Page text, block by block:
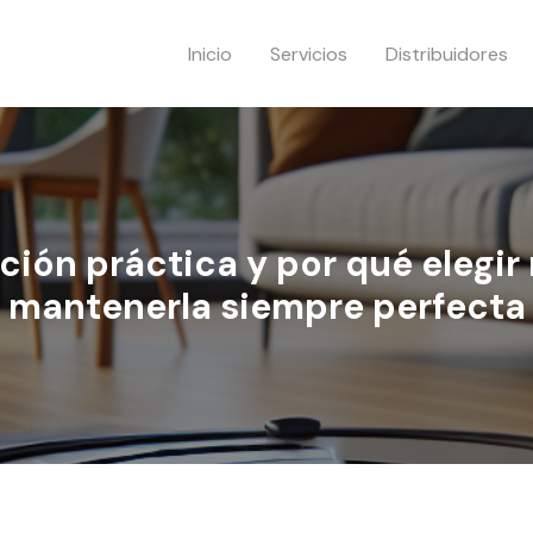
Inicio Servicios Distribuidores
práctica y por qué elegir
mantenerla siempre perfecta